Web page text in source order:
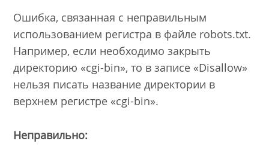
Ошибка, связанная с неправильным
использованием регистра в файле robots.txt.
Например, если необходимо закрыть
директорию «cgi-bin», то в записе «Disallow»
нельзя писать название директории в
верхнем регистре «cgi-bin».
Неправильно: